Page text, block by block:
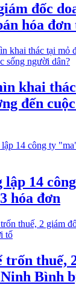
đốc
hóa
khai
đến
lập 14
hóa đơn
trốn thuế,
Bình